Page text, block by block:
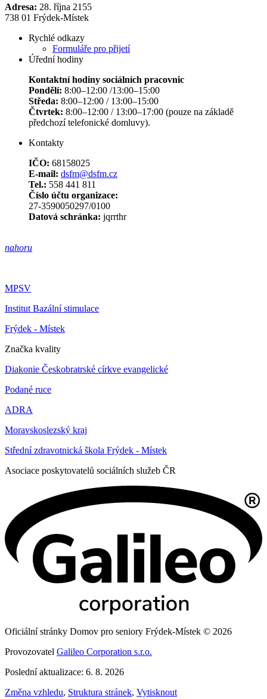
Adresa: 28. října 2155
738 01 Frýdek-Místek
Rychlé odkazy
Formuláře pro přijetí
Úřední hodiny
Kontaktní hodiny sociálních pracovnic
Pondělí: 8:00–12:00 /13:00–15:00
Středa: 8:00–12:00 / 13:00–15:00
Čtvrtek: 8:00–12:00 / 13:00–17:00 (pouze na základě
předchozí telefonické domluvy).
Kontakty
IČO: 68158025
E-mail: dsfm@dsfm.cz
Tel.: 558 441 811
Číslo účtu organizace:
27-3590050297/0100
Datová schránka: jqrrthr
nahoru
MPSV
Institut Bazální stimulace
Frýdek - Místek
Značka kvality
Diakonie Českobratrské církve evangelické
Podané ruce
ADRA
Moravskoslezský kraj
Střední zdravotnická škola Frýdek - Místek
Asociace poskytovatelů sociálních služeb ČR
Oficiální stránky Domov pro seniory Frýdek-Místek © 2026
Provozovatel Galileo Corporation s.r.o.
Poslední aktualizace: 6. 8. 2026
Změna vzhledu, Struktura stránek, Vytisknout